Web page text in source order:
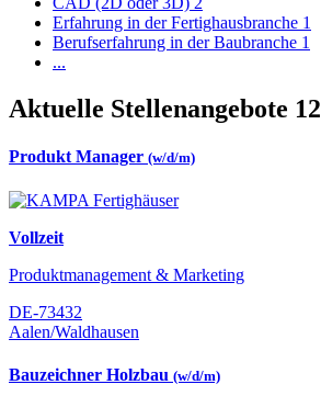
Erfahrung in der Fertighausbranche 1
Berufserfahrung in der Baubranche 1
...
Aktuelle Stellenangebote 12
Produkt Manager (w/d/m)
Vollzeit
Produktmanagement & Marketing
DE-73432
Aalen/Waldhausen
Bauzeichner Holzbau (w/d/m)